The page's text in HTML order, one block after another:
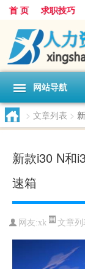
首 页 求职技巧
网站导航
> 文章列表 >
新款i30 N和
速箱
网友:xk 文章列